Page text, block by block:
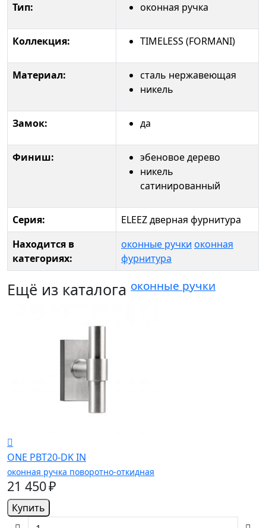
Тип:
оконная ручка
Коллекция: TIMELESS (FORMANI)
Материал:
сталь нержавеющая
никель
Замок: да
Финиш:
эбеновое дерево
никель
сатинированный
Серия:
ELEEZ дверная фурнитура
Находится в
категориях:
оконные ручки оконная
фурнитура
Ещё из каталога оконные ручки
ONE PBT20-DK IN
оконная ручка поворотно-откидная
21 450 ₽
Купить